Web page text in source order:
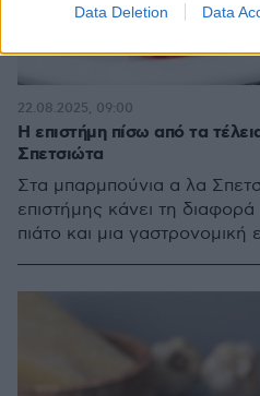
Data Deletion Data
Η επιστήμη πίσω από τα
Σπετσιώτα
Στα μπαρμπούνια α λα
επιστήμης κάνει τη
πιάτο και μια γαστρονομική
22.08.2025, 09:00